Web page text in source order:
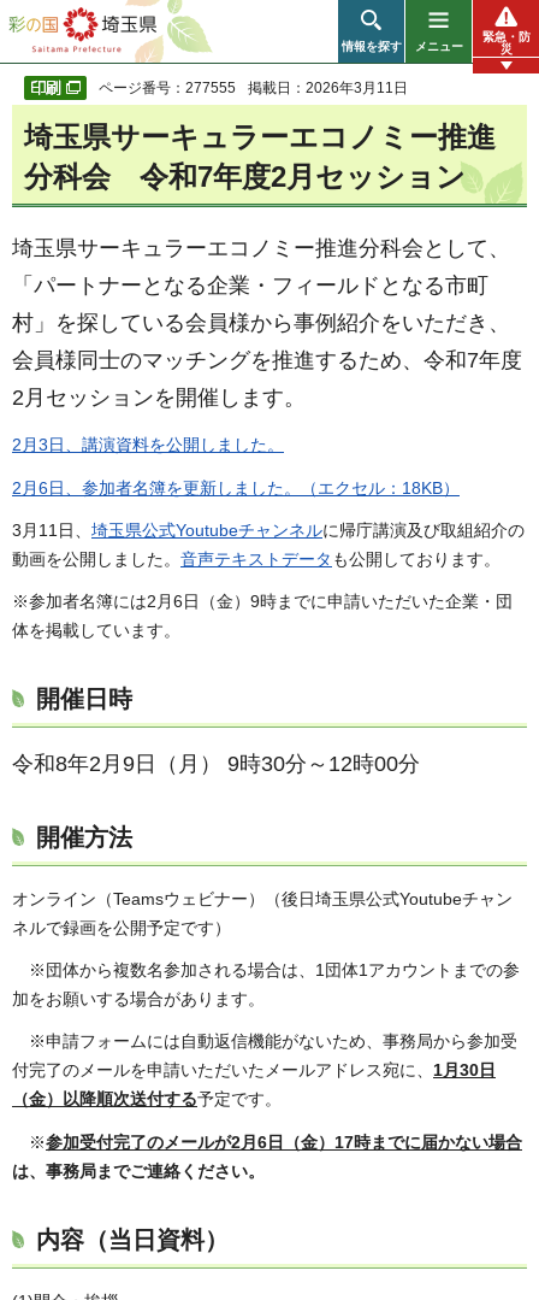
彩の国 埼玉県
情報を探す メニュー
緊急・防
災
ページ番号：277555 掲載日：2026年3月11日
埼玉県サーキュラーエコノミー推進
分科会 令和7年度2月セッション
埼玉県サーキュラーエコノミー推進分科会として、
「パートナーとなる企業・フィールドとなる市町
村」を探している会員様から事例紹介をいただき、
会員様同士のマッチングを推進するため、令和7年度
2月セッションを開催します。
2月3日、講演資料を公開しました。
2月6日、参加者名簿を更新しました。（エクセル：18KB）
3月11日、 埼玉県公式Youtubeチャンネルに帰庁講演及び取組紹介の
動画を公開しました。 音声テキストデータ も公開しております。
※参加者名簿には2月6日（金）9時までに申請いただいた企業・団
体を掲載しています。
開催日時
令和8年2月9日（月） 9時30分～12時00分
開催方法
オンライン（Teamsウェビナー）（後日埼玉県公式Youtubeチャン
ネルで録画を公開予定です）
※団体から複数名参加される場合は、1団体1アカウントまでの参
加をお願いする場合があります。
※申請フォームには自動返信機能がないため、事務局から参加受
付完了のメールを申請いただいたメールアドレス宛に、 1月30日
（金）以降順次送付する予定です。
※参加受付完了のメールが2月6日（金）17時までに届かない場合
は、事務局までご連絡ください。
内容（当日資料）